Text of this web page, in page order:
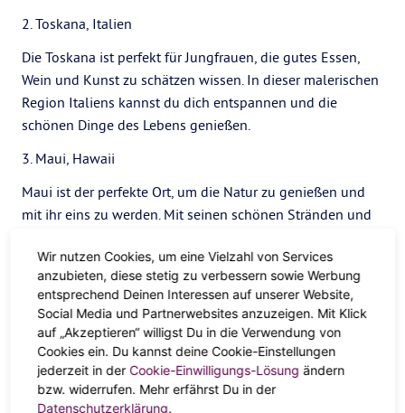
2. Toskana, Italien
Die Toskana ist perfekt für Jungfrauen, die gutes Essen,
Wein und Kunst zu schätzen wissen. In dieser malerischen
Region Italiens kannst du dich entspannen und die
schönen Dinge des Lebens genießen.
3. Maui, Hawaii
Maui ist der perfekte Ort, um die Natur zu genießen und
mit ihr eins zu werden. Mit seinen schönen Stränden und
und Frieden finden.
4. Die Bahamas
Die Bahamas sind der perfekte Ort, um die Sonne und das
Meer zu genießen. Mit ihrem klaren Wasser und den
weißen Sandstränden kannst du dich entspannen und alle
deine Sorgen vergessen.
Wir nutzen Cookies, um eine Vielzahl von Services
anzubieten, diese stetig zu verbessern sowie Werbung
entsprechend Deinen Interessen auf unserer Website,
Social Media und Partnerwebsites anzuzeigen. Mit Klick
auf „Akzeptieren“ willigst Du in die Verwendung von
Cookies ein. Du kannst deine Cookie-Einstellungen
jederzeit in der Cookie-Einwilligungs-Lösung ändern
bzw. widerrufen. Mehr erfährst Du in der
Datenschutzerklärung.